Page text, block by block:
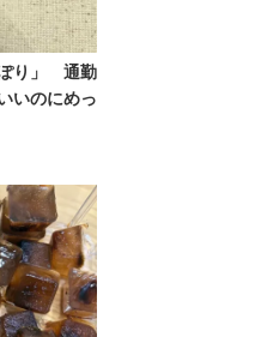
ぽり」 通勤
いのにめっ